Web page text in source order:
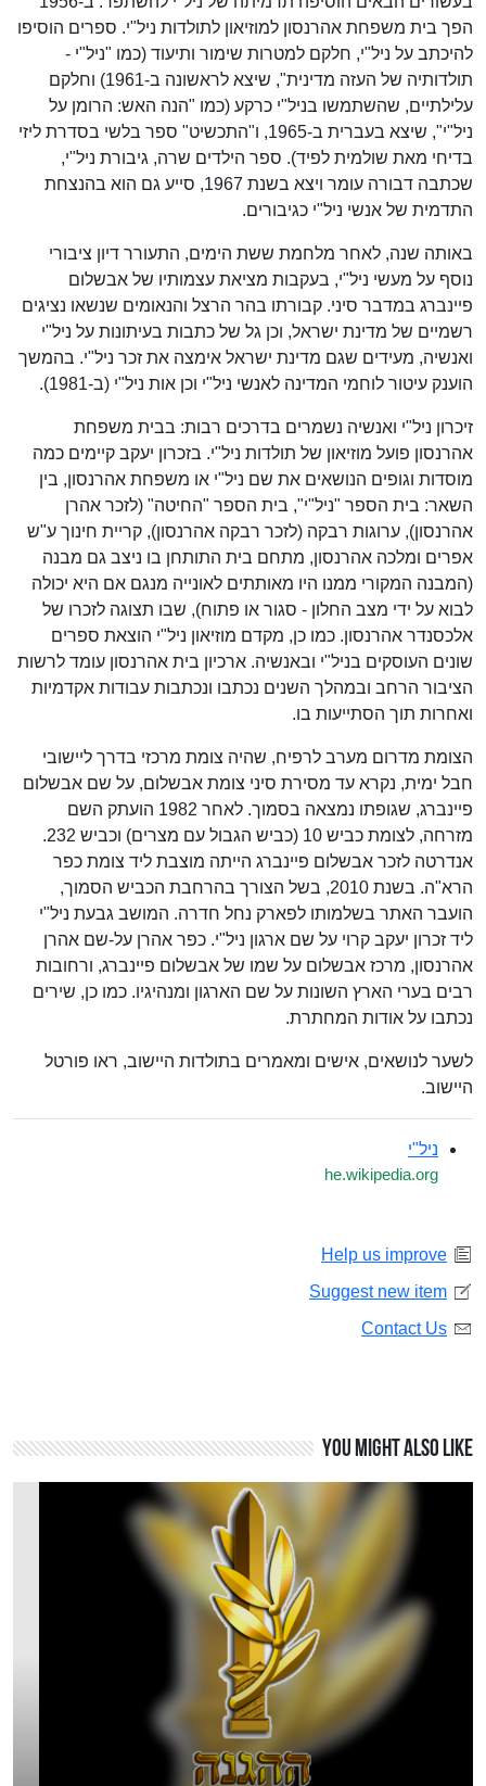
הפך בית משפחת אהרנסון למוזיאון לתולדות ניל"י. ספרים הוסיפו
להיכתב על ניל"י, חלקם למטרות שימור ותיעוד (כמו "ניל"י -
תולדותיה של העזה מדינית", שיצא לראשונה ב-1961) וחלקם
עלילתיים, שהשתמשו בניל"י כרקע (כמו "הנה האש: הרומן על
ניל"י", שיצא בעברית ב-1965, ו"התכשיט" ספר בלשי בסדרת ליזי
בדיחי מאת שולמית לפיד). ספר הילדים שרה, גיבורת ניל"י,
שכתבה דבורה עומר ויצא בשנת 1967, סייע גם הוא בהנצחת
התדמית של אנשי ניל"י כגיבורים.
באותה שנה, לאחר מלחמת ששת הימים, התעורר דיון ציבורי
נוסף על מעשי ניל"י, בעקבות מציאת עצמותיו של אבשלום
פיינברג במדבר סיני. קבורתו בהר הרצל והנאומים שנשאו נציגים
רשמיים של מדינת ישראל, וכן גל של כתבות בעיתונות על ניל"י
ואנשיה, מעידים שגם מדינת ישראל אימצה את זכר ניל"י. בהמשך
הוענק עיטור לוחמי המדינה לאנשי ניל"י וכן אות ניל"י (ב-1981).
זיכרון ניל"י ואנשיה נשמרים בדרכים רבות: בבית משפחת
אהרנסון פועל מוזיאון של תולדות ניל"י. בזכרון יעקב קיימים כמה
מוסדות וגופים הנושאים את שם ניל"י או משפחת אהרנסון, בין
השאר: בית הספר "ניל"י", בית הספר "החיטה" (לזכר אהרן
אהרנסון), ערוגות רבקה (לזכר רבקה אהרנסון), קריית חינוך ע"ש
אפרים ומלכה אהרנסון, מתחם בית התותחן בו ניצב גם מבנה
(המבנה המקורי ממנו היו מאותתים לאונייה מנגם אם היא יכולה
לבוא על ידי מצב החלון - סגור או פתוח), שבו תצוגה לזכרו של
אלכסנדר אהרנסון. כמו כן, מקדם מוזיאון ניל"י הוצאת ספרים
שונים העוסקים בניל"י ובאנשיה. ארכיון בית אהרנסון עומד לרשות
הציבור הרחב ובמהלך השנים נכתבו ונכתבות עבודות אקדמיות
ואחרות תוך הסתייעות בו.
הצומת מדרום מערב לרפיח, שהיה צומת מרכזי בדרך ליישובי
חבל ימית, נקרא עד מסירת סיני צומת אבשלום, על שם אבשלום
פיינברג, שגופתו נמצאה בסמוך. לאחר 1982 הועתק השם
מזרחה, לצומת כביש 10 (כביש הגבול עם מצרים) וכביש 232.
אנדרטה לזכר אבשלום פיינברג הייתה מוצבת ליד צומת כפר
הרא"ה. בשנת 2010, בשל הצורך בהרחבת הכביש הסמוך,
הועבר האתר בשלמותו לפארק נחל חדרה. המושב גבעת ניל"י
ליד זכרון יעקב קרוי על שם ארגון ניל"י. כפר אהרן על-שם אהרן
אהרנסון, מרכז אבשלום על שמו של אבשלום פיינברג, ורחובות
רבים בערי הארץ השונות על שם הארגון ומנהיגיו. כמו כן, שירים
נכתבו על אודות המחתרת.
לשער לנושאים, אישים ומאמרים בתולדות היישוב, ראו פורטל
היישוב.
ניל"י
he.wikipedia.org
Help us improve
Suggest new item
Contact Us
You might also like